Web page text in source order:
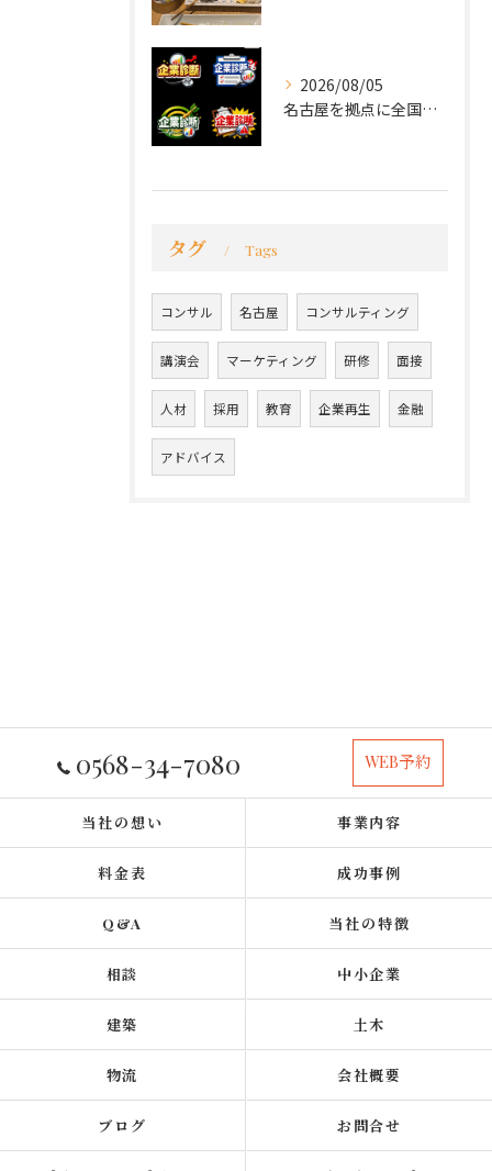
2026/08/05
名古屋を拠点に全国で活動する 経営コンサルタントの 毛利京申...
タグ Tags
コンサル 名古屋 コンサルティング
講演会 マーケティング 研修 面接
人材 採用 教育 企業再生 金融
アドバイス
0568-34-7080 WEB予約
当社の想い 事業内容
料金表 成功事例
Q&A 当社の特徴
相談 中小企業
建築 土木
物流 会社概要
ブログ お問合せ